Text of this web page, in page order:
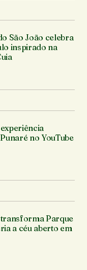
São João celebra
inspirado na
no YouTube
Parque
a céu aberto em